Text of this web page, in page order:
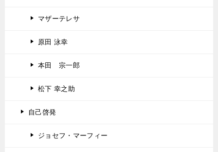
マザーテレサ
原田 泳幸
本田 宗一郎
松下 幸之助
自己啓発
ジョセフ・マーフィー